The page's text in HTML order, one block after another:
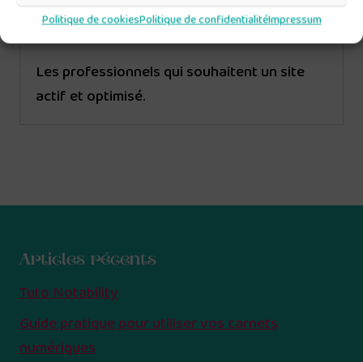
Politique de cookiesPolitique de confidentialitéImpressum
Idéal pour :
Les professionnels qui souhaitent un site
actif et optimisé.
Articles récents
Tuto Notability
Guide pratique pour utiliser vos carnets
numériques